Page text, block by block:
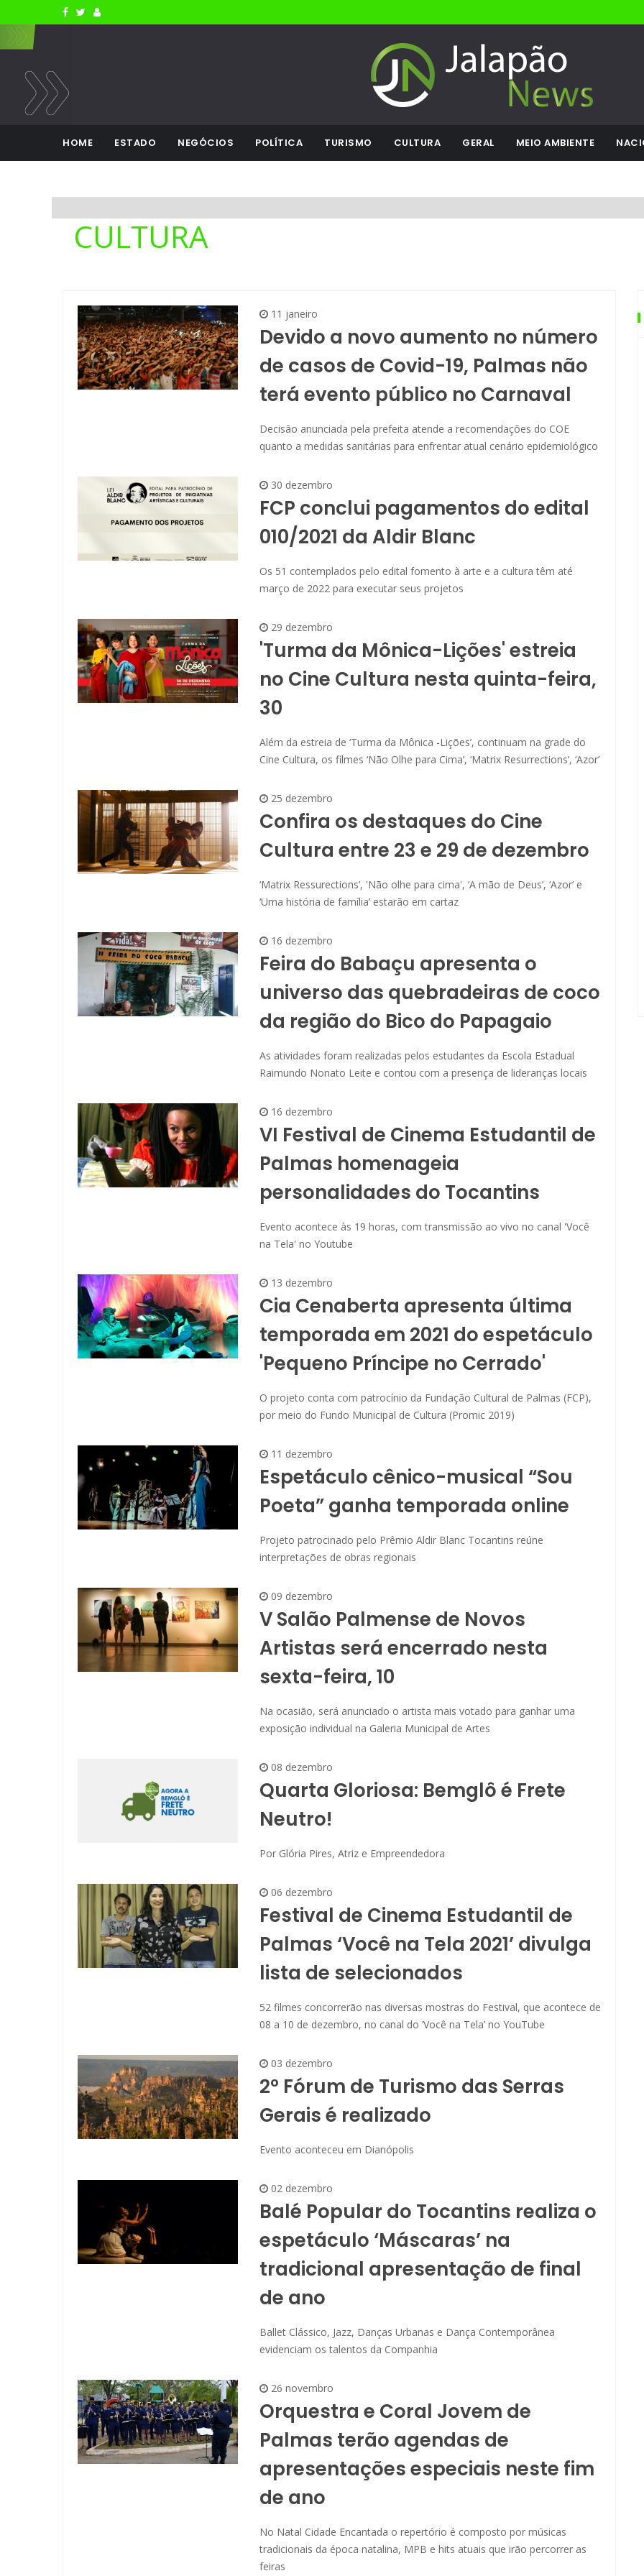
HOME ESTADO NEGÓCIOS POLÍTICA TURISMO CULTURA GERAL MEIO AMBIENTE
CULTURA
11 janeiro
Devido a novo aumento no número
de casos de Covid-19, Palmas não
terá evento público no Carnaval
Decisão anunciada pela prefeita atende a recomendações do COE
quanto a medidas sanitárias para enfrentar atual cenário epidemiológico
30 dezembro
FCP conclui pagamentos do edital
010/2021 da Aldir Blanc
Os 51 contemplados pelo edital fomento à arte e a cultura têm até
março de 2022 para executar seus projetos
29 dezembro
'Turma da Mônica-Lições' estreia
no Cine Cultura nesta quinta-feira,
30
Além da estreia de ‘Turma da Mônica -Lições’, continuam na grade do
Cine Cultura, os filmes ‘Não Olhe para Cima’, ‘Matrix Resurrections’, ‘Azor’
25 dezembro
Confira os destaques do Cine
Cultura entre 23 e 29 de dezembro
‘Matrix Ressurections’, 'Não olhe para cima', ‘A mão de Deus’, ‘Azor’ e
‘Uma história de família’ estarão em cartaz
16 dezembro
Feira do Babaçu apresenta o
universo das quebradeiras de coco
da região do Bico do Papagaio
As atividades foram realizadas pelos estudantes da Escola Estadual
Raimundo Nonato Leite e contou com a presença de lideranças locais
16 dezembro
VI Festival de Cinema Estudantil de
Palmas homenageia
personalidades do Tocantins
Evento acontece às 19 horas, com transmissão ao vivo no canal 'Você
na Tela' no Youtube
13 dezembro
Cia Cenaberta apresenta última
temporada em 2021 do espetáculo
'Pequeno Príncipe no Cerrado'
O projeto conta com patrocínio da Fundação Cultural de Palmas (FCP),
por meio do Fundo Municipal de Cultura (Promic 2019)
11 dezembro
Espetáculo cênico-musical “Sou
Poeta” ganha temporada online
Projeto patrocinado pelo Prêmio Aldir Blanc Tocantins reúne
interpretações de obras regionais
09 dezembro
V Salão Palmense de Novos
Artistas será encerrado nesta
sexta-feira, 10
Na ocasião, será anunciado o artista mais votado para ganhar uma
exposição individual na Galeria Municipal de Artes
08 dezembro
Quarta Gloriosa: Bemglô é Frete
Neutro!
Por Glória Pires, Atriz e Empreendedora
06 dezembro
Festival de Cinema Estudantil de
Palmas ‘Você na Tela 2021’ divulga
lista de selecionados
52 filmes concorrerão nas diversas mostras do Festival, que acontece de
08 a 10 de dezembro, no canal do ‘Você na Tela’ no YouTube
03 dezembro
2º Fórum de Turismo das Serras
Gerais é realizado
Evento aconteceu em Dianópolis
02 dezembro
Balé Popular do Tocantins realiza o
espetáculo ‘Máscaras’ na
tradicional apresentação de final
de ano
Ballet Clássico, Jazz, Danças Urbanas e Dança Contemporânea
evidenciam os talentos da Companhia
26 novembro
Orquestra e Coral Jovem de
Palmas terão agendas de
apresentações especiais neste fim
de ano
No Natal Cidade Encantada o repertório é composto por músicas
tradicionais da época natalina, MPB e hits atuais que irão percorrer as
feiras